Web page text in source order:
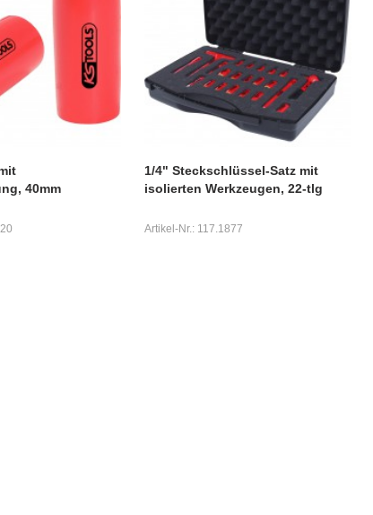
40mm
1/4" Steckschlüssel-Satz mit
isolierten Werkzeugen, 22-tlg
Artikel-Nr.: 117.1877